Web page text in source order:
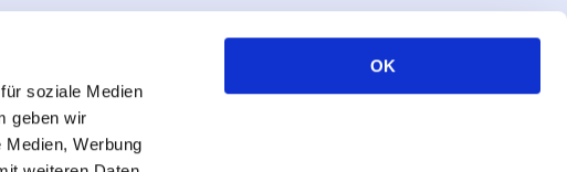
soziale Medien
geben wir
Werbung
OK